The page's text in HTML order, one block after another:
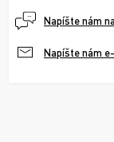
Napíšte nám
Napíšte nám